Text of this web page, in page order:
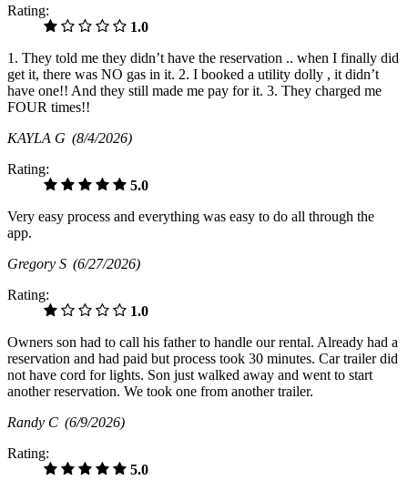
Rating:
1.0
1. They told me they didn’t have the reservation .. when I finally did
get it, there was NO gas in it. 2. I booked a utility dolly , it didn’t
have one!! And they still made me pay for it. 3. They charged me
FOUR times!!
KAYLA G (8/4/2026)
Rating:
5.0
Very easy process and everything was easy to do all through the
app.
Gregory S (6/27/2026)
Rating:
1.0
Owners son had to call his father to handle our rental. Already had a
reservation and had paid but process took 30 minutes. Car trailer did
not have cord for lights. Son just walked away and went to start
another reservation. We took one from another trailer.
Randy C (6/9/2026)
Rating:
5.0